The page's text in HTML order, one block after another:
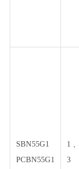
SBN55G1
PCBN55G1
1 、
3